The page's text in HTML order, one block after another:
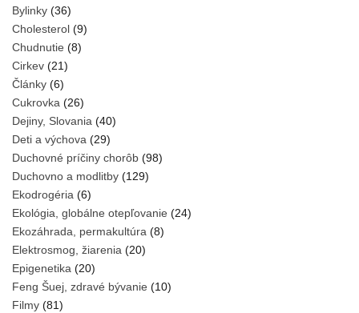
Bylinky (36)
Cholesterol (9)
Chudnutie (8)
Cirkev (21)
Články (6)
Cukrovka (26)
Dejiny, Slovania (40)
Deti a výchova (29)
Duchovné príčiny chorôb (98)
Duchovno a modlitby (129)
Ekodrogéria (6)
Ekológia, globálne otepľovanie (24)
Ekozáhrada, permakultúra (8)
Elektrosmog, žiarenia (20)
Epigenetika (20)
Feng Šuej, zdravé bývanie (10)
Filmy (81)